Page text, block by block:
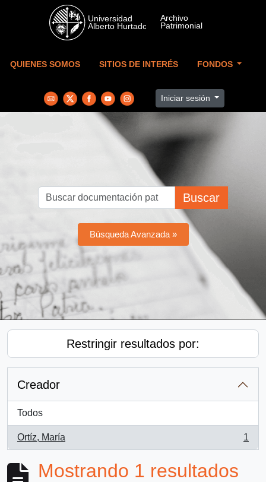
Skip to main content
QUIENES SOMOS SITIOS DE INTERÉS FONDOS
Iniciar sesión
Buscar
Búsqueda Avanzada »
Restringir resultados por:
Creador
Todos
Ortíz, María
, 1 resultados
1
Mostrando 1 resultados